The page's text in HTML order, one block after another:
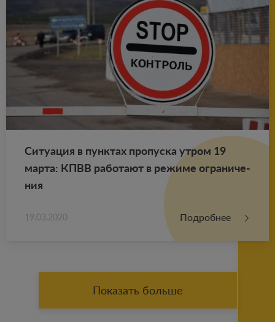
Си­ту­а­ция в пунк­тах про­пус­ка утром 19
марта: КПВВ ра­бо­та­ют в ре­жи­ме огра­ни­че­
ния
19.03.2020 Подробнее
Показать больше